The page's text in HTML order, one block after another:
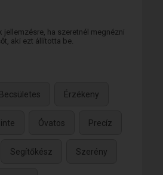
jellemzésre, ha szeretnél megnézni
aki ezt állította be.
Becsületes Érzékeny
Óvatos Precíz
Segítőkész Szerény